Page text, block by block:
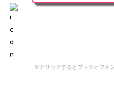
※クリックするとブックオフオ